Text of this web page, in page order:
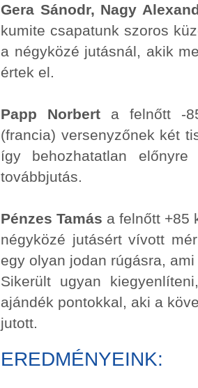
Gera Sánodr, Nagy
kumite csapatunk szoros
a négyközé jutásnál, akik
értek el.
Papp Norberta felnőtt -85
(francia) versenyzőnek két
így behozhatatlan
továbbjutás.
Pénzes Tamás a felnőtt +85
négyközé jutásért vívott
egy olyan jodan rúgásra,
Sikerült ugyan
ajándék pontokkal, aki a
jutott.
EREDMÉNYEINK: